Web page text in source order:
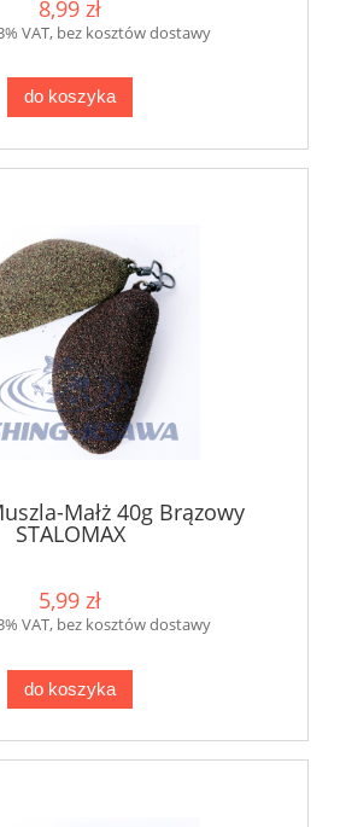
8,99 zł
VAT, bez kosztów dostawy
do koszyka
Małż 40g Brązowy
STALOMAX
5,99 zł
VAT, bez kosztów dostawy
do koszyka